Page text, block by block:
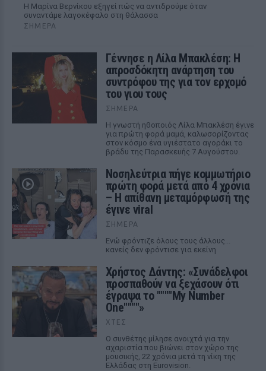
Η Μαρίνα Βερνίκου εξηγεί πώς να αντιδρούμε όταν
συναντάμε λαγοκέφαλο στη θάλασσα
ΣΉΜΕΡΑ
Γέννησε η Λίλα Μπακλέση: Η
απροσδόκητη ανάρτηση του
συντρόφου της για τον ερχομό
του γιου τους
ΣΉΜΕΡΑ
Η γνωστή ηθοποιός Λίλα Μπακλέση έγινε
για πρώτη φορά μαμά, καλωσορίζοντας
στον κόσμο ένα υγιέστατο αγοράκι το
βράδυ της Παρασκευής 7 Αυγούστου.
Νοσηλεύτρια πήγε κομμωτήριο
πρώτη φορά μετά από 4 χρόνια
– Η απίθανη μεταμόρφωσή της
έγινε viral
ΣΉΜΕΡΑ
Ενώ φρόντιζε όλους τους άλλους...
κανείς δεν φρόντισε για εκείνη
Χρήστος Δάντης: «Συνάδελφοι
προσπαθούν να ξεχάσουν ότι
έγραψα το """"My Number
One""""»
ΧΤΕΣ
Ο συνθέτης μίλησε ανοιχτά για την
αχαριστία που βιώνει στον χώρο της
μουσικής, 22 χρόνια μετά τη νίκη της
Ελλάδας στη Eurovision.